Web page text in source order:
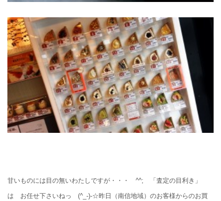
甘いものには目の無いわたしですが・・・ ^^; 「査定の目利き」
は お任せ下さいねっ (^_-)-☆昨日（南信地域）のお客様からのお買